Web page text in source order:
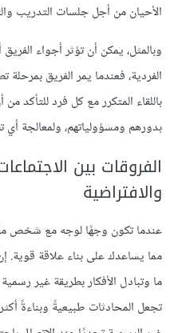
الأحيان من أجل جلسات التدريب
وبالمثل، يمكن أن تؤثر أجواء
الفردية، فعندما يمر الفريق
باللقاء المتكرر مع كل فرد للتأكد
بدورهم ومسؤولياتهم، ولمعالجة
الفروقات بين
والافتراضية
عندما تكون وجهًا لوجه مع شخص ما،
مما يساعدك على بناء علاقة
ما وتبادل الأفكار بطريقة غير
تجعل المحادثات طبيعيةً وبناءةً